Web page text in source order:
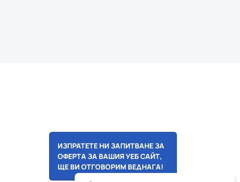
ИЗПРАТЕТЕ НИ ЗАПИТВАНЕ ЗА
ОФЕРТА ЗА ВАШИЯ УЕБ САЙТ,
ЩЕ ВИ ОТГОВОРИМ ВЕДНАГА!